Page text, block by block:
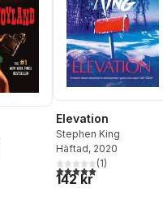
Elevation
Stephen King
Häftad, 2020
5,0utav 5 stjärnor.
(1)
142 kr